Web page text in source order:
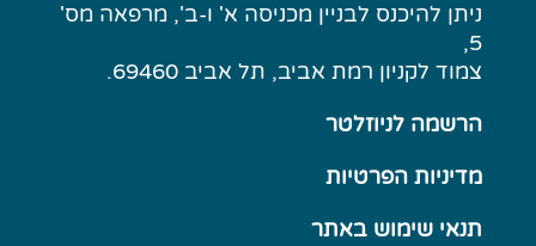
ניתן להיכנס לבניין מכניסה א' ו-ב', מרפאה מס'
5,
צמוד לקניון רמת אביב, תל אביב 69460.
הרשמה לניוזלטר
מדיניות הפרטיות
תנאי שימוש באתר